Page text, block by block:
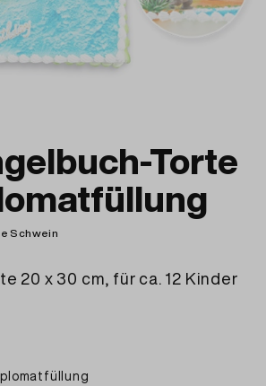
Torte
Schwein
20 x 30 cm, für ca. 12 Kinder